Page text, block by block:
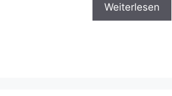
Weiterlesen